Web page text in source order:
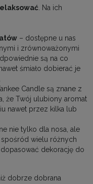
. Na ich
– dostępne u nas
i zrównoważonymi
są na co
śmiało dobierać je
Candle są znane z
że Twój ulubiony aromat
nawet przez kilka lub
nie tylko dla nosa, ale
wielu różnych
dekorację do
dobrze dobrana